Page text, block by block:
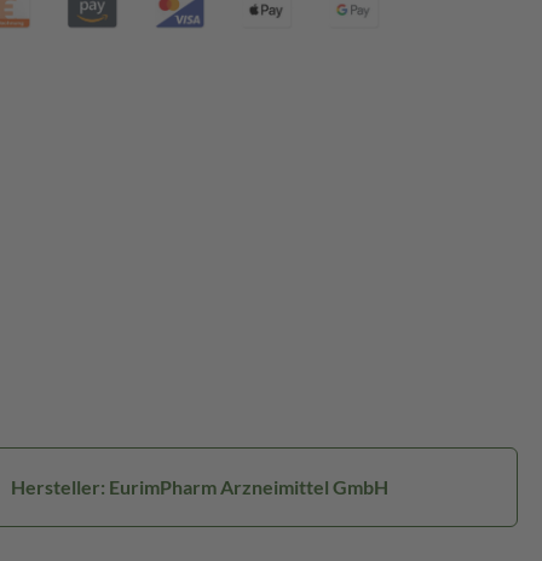
Hersteller: EurimPharm Arzneimittel GmbH